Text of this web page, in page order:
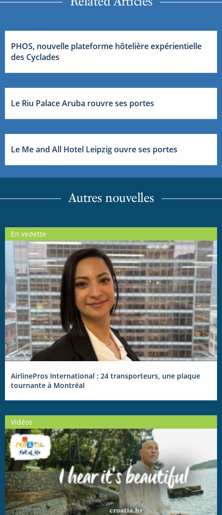
PHOS, nouvelle plateforme hôtelière expérientielle
des Cyclades
Le Riu Palace Aruba rouvre ses portes
Le Me and All Hotel Leipzig ouvre ses portes
Autres nouvelles
En vedette
AirlinePros International : 24 transporteurs, une plaque
tournante à Montréal
Vidéos